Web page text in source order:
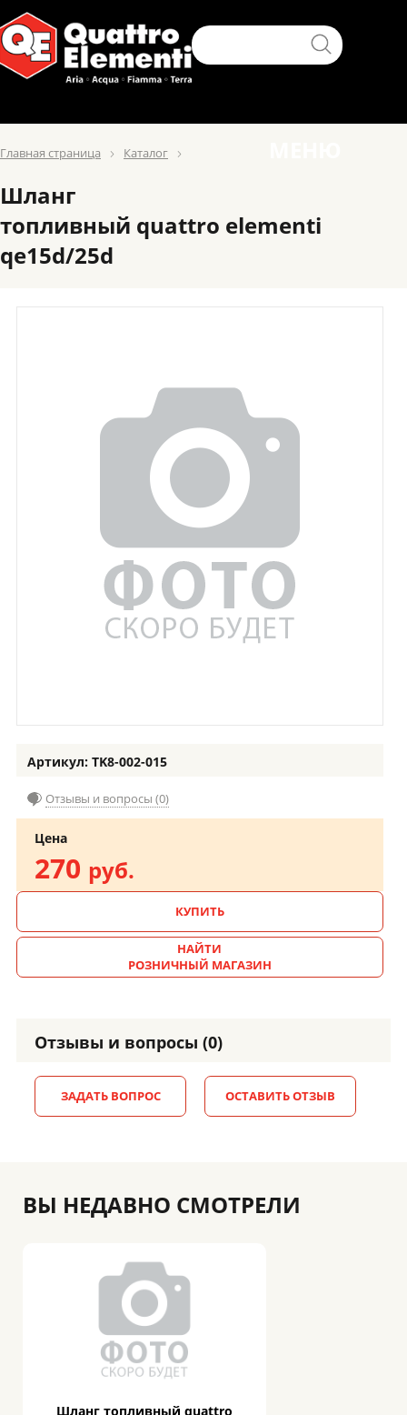
Главная страница Каталог
Шланг
топливный quattro elementi
qe15d/25d
Артикул: TK8-002-015
Отзывы и вопросы (0)
Цена
270 руб.
КУПИТЬ
НАЙТИ
РОЗНИЧНЫЙ МАГАЗИН
Отзывы и вопросы (0)
ЗАДАТЬ ВОПРОС ОСТАВИТЬ ОТЗЫВ
ВЫ НЕДАВНО СМОТРЕЛИ
Шланг топливный quattro